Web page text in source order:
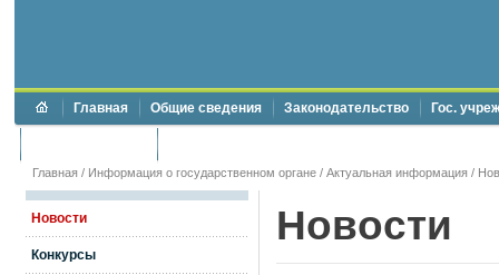
Главная Общие сведения Законодательство Гос.
Главная / Информация о государственном органе / Актуальная информация /
Новости
Конкурсы
Новости